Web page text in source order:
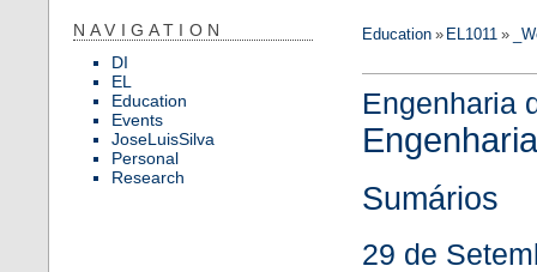
NAVIGATION
DI
EL
Education
Events
JoseLuisSilva
Personal
Research
Education» EL1011»
Engenharia
Sumários
29 de